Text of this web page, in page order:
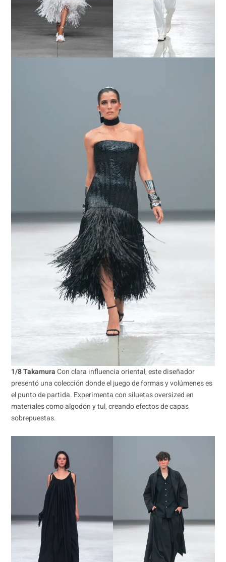
1/8 TakamuraCon clara influencia oriental, este diseñador
presentó una colección donde el juego de formas y volúmenes es
el punto de partida. Experimenta con siluetas oversized en
materiales como algodón y tul, creando efectos de capas
sobrepuestas.